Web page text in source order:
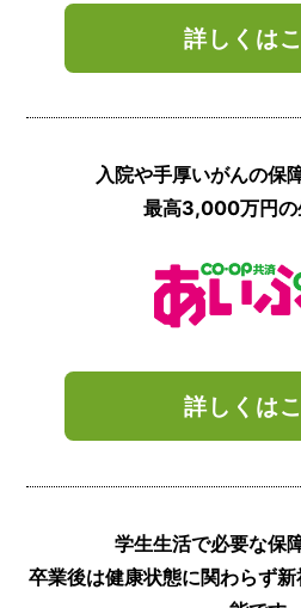
詳しくは
入院や手厚いがんの保
最高3,000万円の
詳しくは
学生生活で必要な保
卒業後は健康状態に関わらず新